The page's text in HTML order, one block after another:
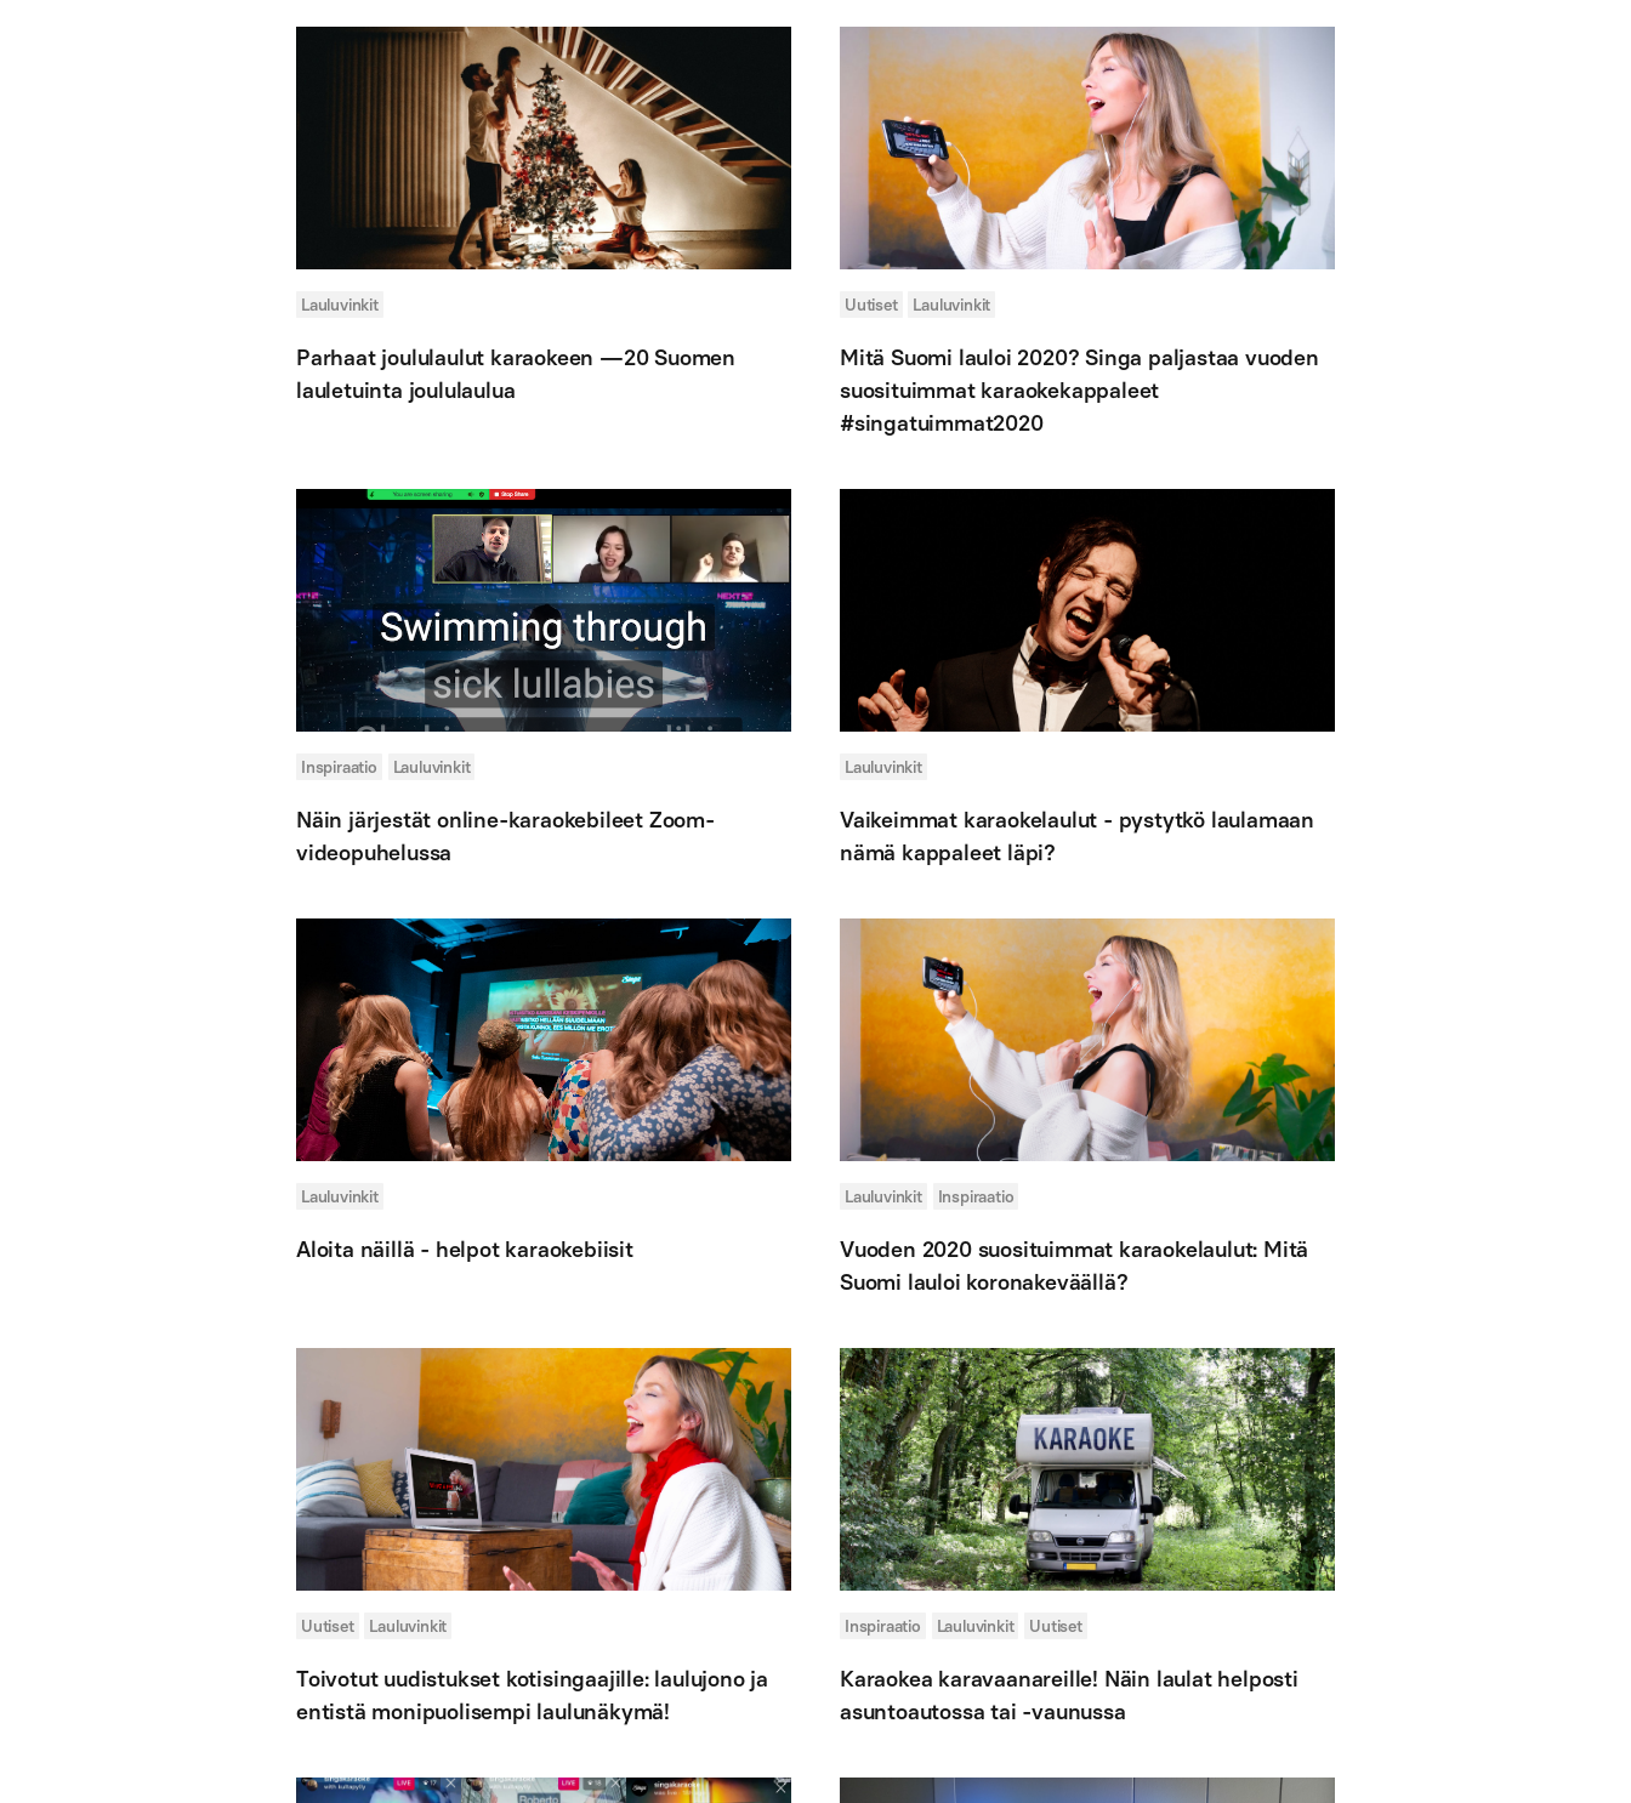
Lauluvinkit
Parhaat joululaulut karaokeen —20 Suomen
lauletuinta joululaulua
Uutiset Lauluvinkit
Mitä Suomi lauloi 2020? Singa paljastaa vuoden
suosituimmat karaokekappaleet
#singatuimmat2020
Inspiraatio Lauluvinkit
Näin järjestät online-karaokebileet Zoom-
videopuhelussa
Lauluvinkit
Vaikeimmat karaokelaulut - pystytkö laulamaan
nämä kappaleet läpi?
Lauluvinkit
Aloita näillä - helpot karaokebiisit
Lauluvinkit Inspiraatio
Vuoden 2020 suosituimmat karaokelaulut: Mitä
Suomi lauloi koronakeväällä?
Uutiset Lauluvinkit
Toivotut uudistukset kotisingaajille: laulujono ja
entistä monipuolisempi laulunäkymä!
Inspiraatio Lauluvinkit Uutiset
Karaokea karavaanareille! Näin laulat helposti
asuntoautossa tai -vaunussa